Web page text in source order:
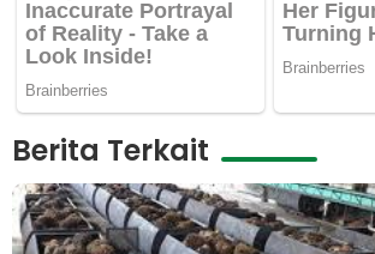
Berita Terkait